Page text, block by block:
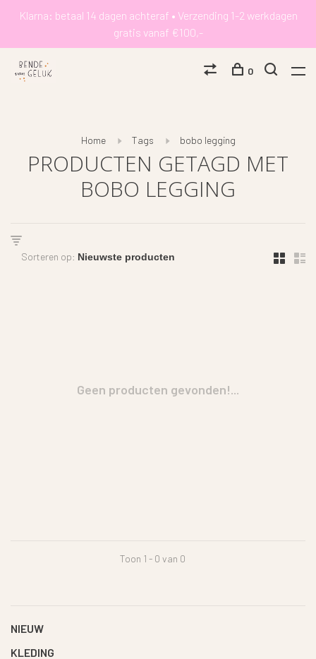
Klarna: betaal 14 dagen achteraf • Verzending 1-2 werkdagen
gratis vanaf €100,-
0
Home Tags bobo legging
PRODUCTEN GETAGD MET
BOBO LEGGING
Sorteren op:
Geen producten gevonden!...
Toon 1 - 0 van 0
NIEUW
KLEDING